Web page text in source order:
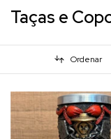
Taças e
Ordenar